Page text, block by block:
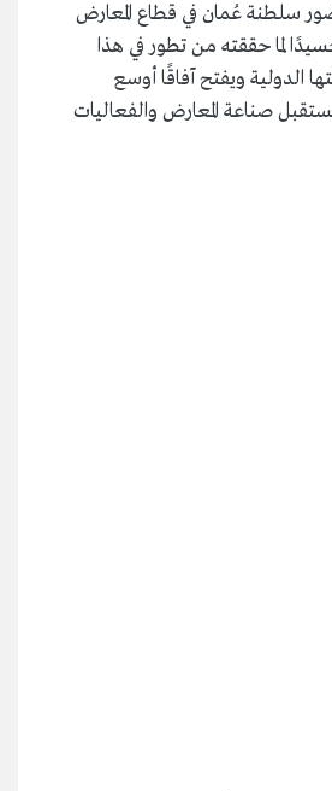
سلطنة عُمان في قطاع المعارض
لما حققته من تطور في هذا
الدولية ويفتح آفاقًا أوسع
صناعة المعارض والفعاليات